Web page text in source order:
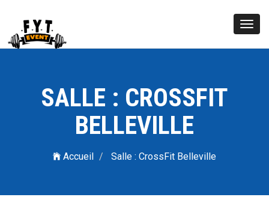
SALLE : CROSSFIT
BELLEVILLE
Accueil Salle : CrossFit Belleville